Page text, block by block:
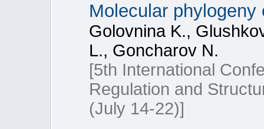
Molecular
Golovnina K.,
L., Goncharov N.
[5th International
Regulation and
(July 14-22)]